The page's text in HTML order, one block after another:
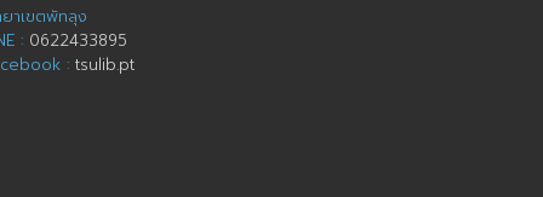
าเขตพัทลุง
: 0622433895
: tsulib.pt